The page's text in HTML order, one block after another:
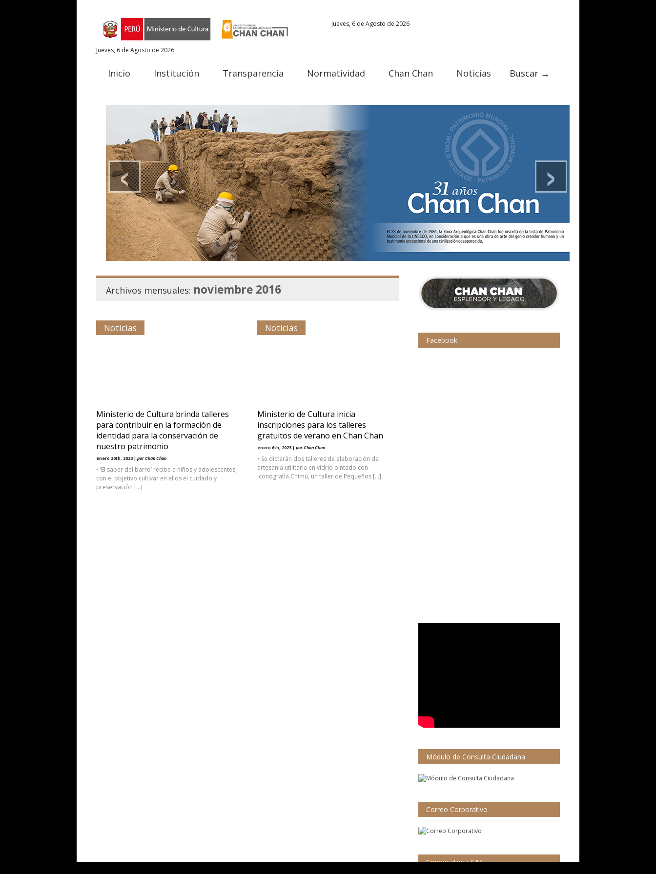
Jueves, 6 de Agosto de 2026
Jueves, 6 de Agosto de 2026
Inicio Institución Transparencia Normatividad Chan Chan Noticias Buscar →
›
‹
Archivos mensuales: noviembre 2016
Noticias
Ministerio de Cultura brinda talleres
para contribuir en la formación de
identidad para la conservación de
nuestro patrimonio
enero 20th, 2023 | por Chan Chan
• ‘El saber del barro’ recibe a niños y adolescentes,
con el objetivo cultivar en ellos el cuidado y
preservación […]
Noticias
Ministerio de Cultura inicia
inscripciones para los talleres
gratuitos de verano en Chan Chan
enero 6th, 2023 | por Chan Chan
• Se dictarán dos talleres de elaboración de
artesanía utilitaria en vidrio pintado con
iconografía Chimú, un taller de Pequeños […]
Facebook
Módulo de Consulta Ciudadana
Correo Corporativo
Convocatoria CAS